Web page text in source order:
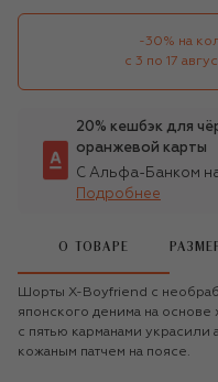
-30% на
с 3 по 17
20% кешбэк для
оранжевой карты
С Альфа-Банком
Подробнее
О ТОВАРЕ
Шорты X-Boyfriend с
японского денима на
с пятью карманами украсили
кожаным патчем на поясе.